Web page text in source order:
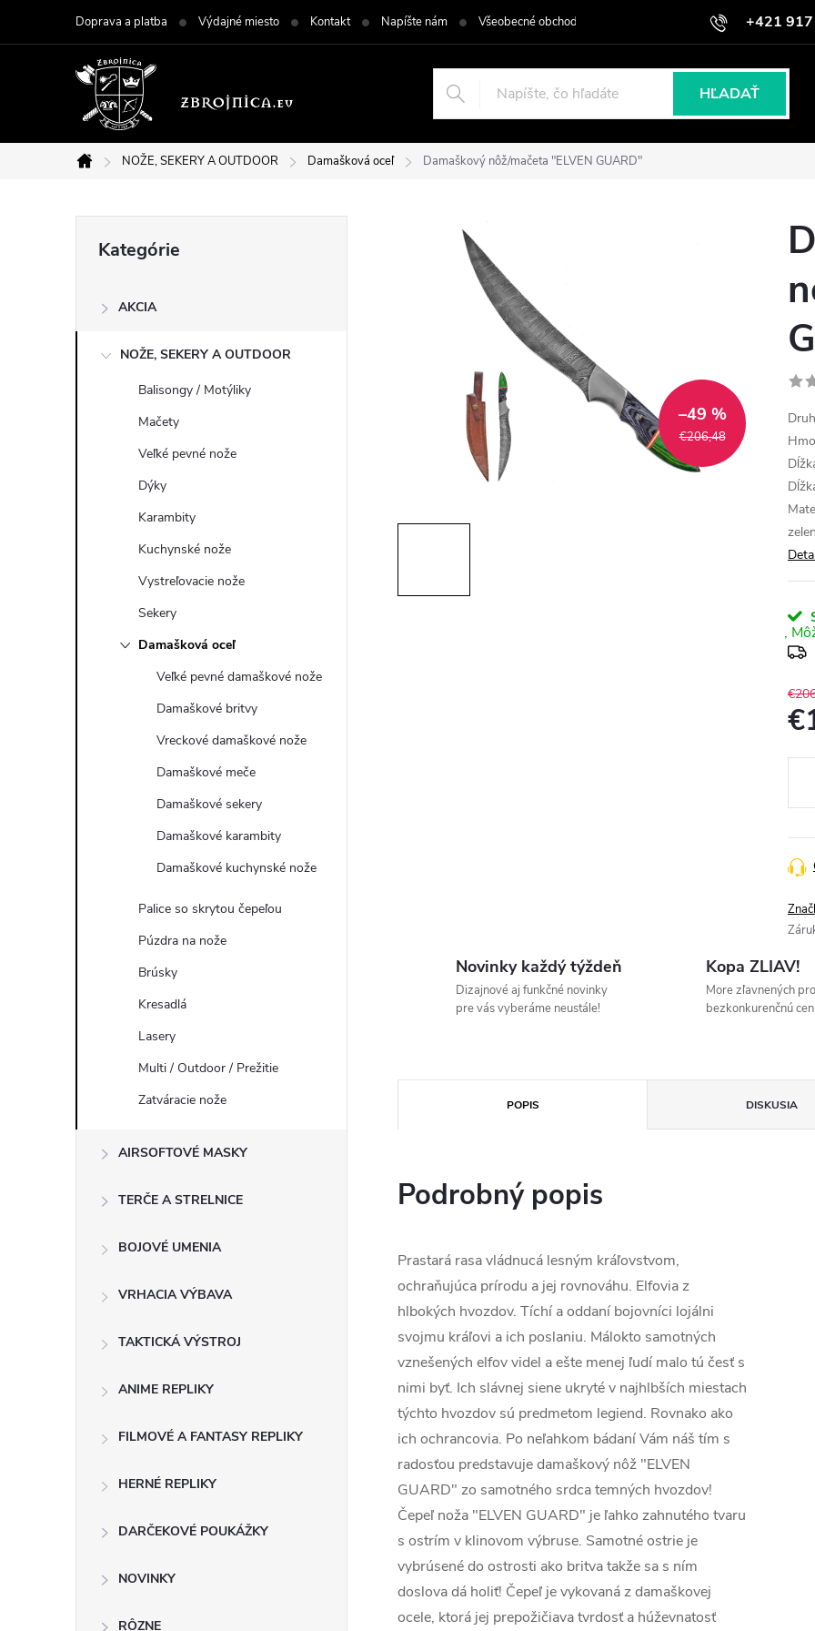
+421
Doprava a platba Výdajné miesto Kontakt Napíšte nám Všeobecné obchodné podmienky Podmienky ochrany
HĽADAŤ
Domov
NOŽE, SEKERY A OUTDOOR Damašková oceľ Damaškový nôž/mačeta "ELVEN GUARD"
č
kategórie
Kategórie
AKCIA
NOŽE, SEKERY A OUTDOOR
Balisongy / Motýliky
Mačety
Veľké pevné nože
Dýky
Karambity
Kuchynské nože
Vystreľovacie nože
Sekery
Damašková oceľ
Veľké pevné damaškové nože
Damaškové britvy
Vreckové damaškové nože
Damaškové meče
Damaškové sekery
Damaškové karambity
Damaškové kuchynské nože
Palice so skrytou čepeľou
Púzdra na nože
Brúsky
Kresadlá
Lasery
Multi / Outdoor / Prežitie
Zatváracie nože
AIRSOFTOVÉ MASKY
TERČE A STRELNICE
BOJOVÉ UMENIA
VRHACIA VÝBAVA
TAKTICKÁ VÝSTROJ
ANIME REPLIKY
FILMOVÉ A FANTASY REPLIKY
HERNÉ REPLIKY
DARČEKOVÉ POUKÁŽKY
NOVINKY
RÔZNE
€206,48
–49 %
Novinky každý týždeň
Dizajnové aj funkčné novinky
pre vás vyberáme neustále!
Kopa ZLIAV!
More zľavnených
bezkonkurenčnú
POPIS DISKUSIA
Podrobný popis
Prastará rasa vládnucá lesným kráľovstvom,
ochraňujúca prírodu a jej rovnováhu. Elfovia z
hlbokých hvozdov. Tíchí a oddaní bojovníci lojálni
svojmu kráľovi a ich poslaniu. Málokto samotných
vznešených elfov videl a ešte menej ľudí malo tú česť s
nimi byť. Ich slávnej siene ukryté v najhlbších miestach
týchto hvozdov sú predmetom legiend. Rovnako ako
ich ochrancovia. Po neľahkom bádaní Vám náš tím s
radosťou predstavuje damaškový nôž "ELVEN
GUARD" zo samotného srdca temných hvozdov!
Čepeľ noža "ELVEN GUARD" je ľahko zahnutého tvaru
s ostrím v klinovom výbruse. Samotné ostrie je
vybrúsené do ostrosti ako britva takže sa s ním
doslova dá holiť! Čepeľ je vykovaná z damaškovej
ocele, ktorá jej prepožičiava tvrdosť a húževnatosť